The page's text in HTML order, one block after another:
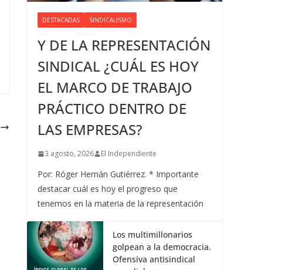
DESTACADAS SINDICALISMO
Y DE LA REPRESENTACIÓN
SINDICAL ¿CUÁL ES HOY
EL MARCO DE TRABAJO
PRÁCTICO DENTRO DE
LAS EMPRESAS?
3 agosto, 2026 El Independiente
Por: Róger Hernán Gutiérrez. * Importante
destacar cuál es hoy el progreso que
tenemos en la materia de la representación
Los multimillonarios
golpean a la democracia.
Ofensiva antisindical